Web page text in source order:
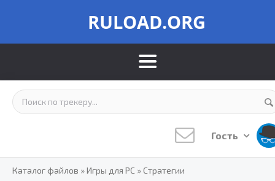
RULOAD.ORG
Гость
Каталог файлов »Игры для PC »Стратегии